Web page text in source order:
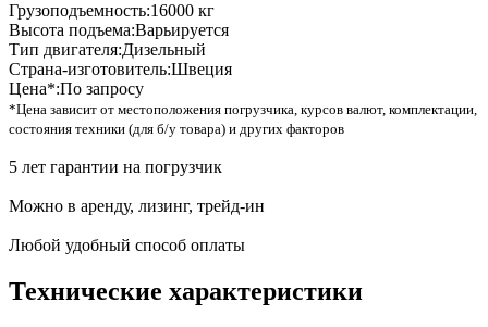
Грузоподъемность:16000 кг
Высота подъема:Варьируется
Тип двигателя:Дизельный
Страна-изготовитель:Швеция
Цена*:По запросу
*Цена зависит от местоположения погрузчика, курсов валют, комплектации,
состояния техники (для б/у товара) и других факторов
5 лет гарантии на погрузчик
Можно в аренду, лизинг, трейд-ин
Любой удобный способ оплаты
Технические характеристики